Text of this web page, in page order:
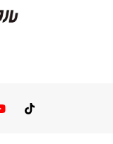
You TubeTikTok